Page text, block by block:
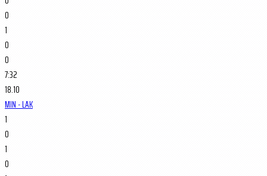
0
1
0
0
7:32
18.10
MIN - LAK
1
0
1
0